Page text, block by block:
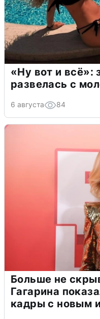
«Ну вот и всё»:
развелась с
6 августа 84
Больше не
Гагарина
кадры с новым